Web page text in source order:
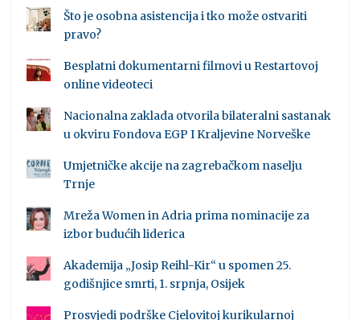
Što je osobna asistencija i tko može ostvariti
pravo?
Besplatni dokumentarni filmovi u Restartovoj
online videoteci
Nacionalna zaklada otvorila bilateralni sastanak
u okviru Fondova EGP I Kraljevine Norveške
Umjetničke akcije na zagrebačkom naselju
Trnje
Mreža Women in Adria prima nominacije za
izbor budućih liderica
Akademija „Josip Reihl-Kir“ u spomen 25.
godišnjice smrti, 1. srpnja, Osijek
Prosvjedi podrške Cjelovitoj kurikularnoj